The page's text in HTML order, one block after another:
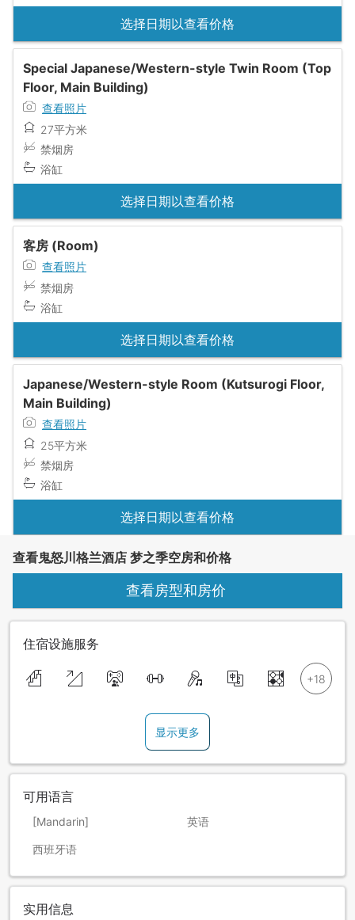
选择日期以查看价格
Special Japanese/Western-style Twin Room (Top
Floor, Main Building)
查看照片
27平方米
禁烟房
浴缸
选择日期以查看价格
客房 (Room)
查看照片
禁烟房
浴缸
选择日期以查看价格
Japanese/Western-style Room (Kutsurogi Floor,
Main Building)
查看照片
25平方米
禁烟房
浴缸
选择日期以查看价格
查看鬼怒川格兰酒店 梦之季空房和价格
查看房型和房价
住宿设施服务
显示更多
可用语言
[Mandarin] 英语
西班牙语
实用信息